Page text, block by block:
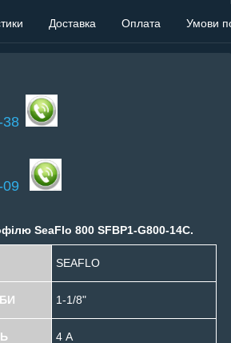
Доставка Оплата Умови
38
SeaFlo 800 SFBP1-G800-14С.
SEAFLO
1-1/8"
4 А